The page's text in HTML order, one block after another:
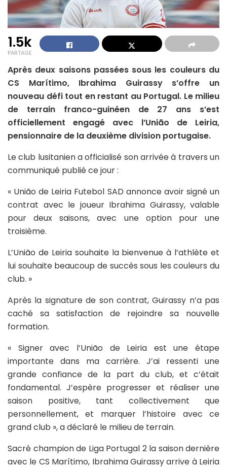
1.5k
PARTAGE
Après deux saisons passées sous les couleurs du
CS Marítimo, Ibrahima Guirassy s’offre un
nouveau défi tout en restant au Portugal. Le milieu
de terrain franco-guinéen de 27 ans s’est
officiellement engagé avec l’União de Leiria,
pensionnaire de la deuxième division portugaise.
Le club lusitanien a officialisé son arrivée à travers un
communiqué publié ce jour :
« União de Leiria Futebol SAD annonce avoir signé un
contrat avec le joueur Ibrahima Guirassy, valable
pour deux saisons, avec une option pour une
troisième.
L’União de Leiria souhaite la bienvenue à l’athlète et
lui souhaite beaucoup de succès sous les couleurs du
club. »
Après la signature de son contrat, Guirassy n’a pas
caché sa satisfaction de rejoindre sa nouvelle
formation.
« Signer avec l’União de Leiria est une étape
importante dans ma carrière. J’ai ressenti une
grande confiance de la part du club, et c’était
fondamental. J’espère progresser et réaliser une
saison positive, tant collectivement que
personnellement, et marquer l’histoire avec ce
grand club », a déclaré le milieu de terrain.
Sacré champion de Liga Portugal 2 la saison dernière
avec le CS Marítimo, Ibrahima Guirassy arrive à Leiria